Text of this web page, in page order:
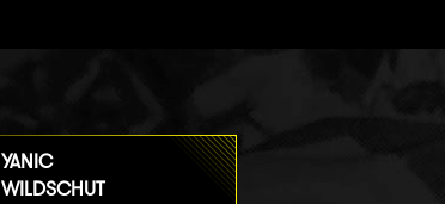
YANIC
WILDSCHUT